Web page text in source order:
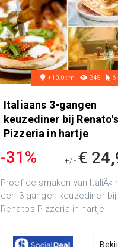
+10.0km 245 6
Italiaans 3-gangen
keuzediner bij Renato's
Pizzeria in hartje
-31% +/- €
Proef de smaken van ItaliÃ«
een 3-gangen keuzediner bij
Renato's Pizzeria in hartje
keuz...